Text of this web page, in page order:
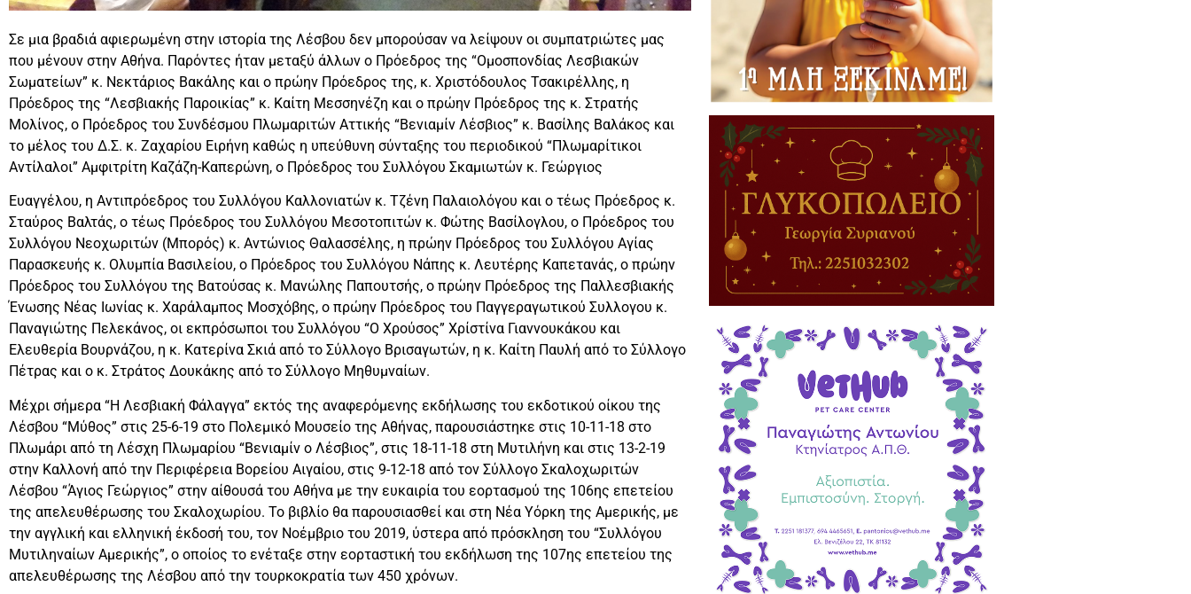
Σε μια βραδιά αφιερωμένη στην ιστορία της Λέσβου δεν μπορούσαν να λείψουν οι συμπατριώτες μας
που μένουν στην Αθήνα. Παρόντες ήταν μεταξύ άλλων ο Πρόεδρος της “Ομοσπονδίας Λεσβιακών
Σωματείων” κ. Νεκτάριος Βακάλης και ο πρώην Πρόεδρος της, κ. Χριστόδουλος Τσακιρέλλης, η
Πρόεδρος της “Λεσβιακής Παροικίας” κ. Καίτη Μεσσηνέζη και ο πρώην Πρόεδρος της κ. Στρατής
Μολίνος, ο Πρόεδρος του Συνδέσμου Πλωμαριτών Αττικής “Βενιαμίν Λέσβιος” κ. Βασίλης Βαλάκος και
το μέλος του Δ.Σ. κ. Ζαχαρίου Ειρήνη καθώς η υπεύθυνη σύνταξης του περιοδικού “Πλωμαρίτικοι
Αντίλαλοι” Αμφιτρίτη Καζάζη-Καπερώνη, ο Πρόεδρος του Συλλόγου Σκαμιωτών κ. Γεώργιος
Ευαγγέλου, η Αντιπρόεδρος του Συλλόγου Καλλονιατών κ. Τζένη Παλαιολόγου και ο τέως Πρόεδρος κ.
Σταύρος Βαλτάς, ο τέως Πρόεδρος του Συλλόγου Μεσοτοπιτών κ. Φώτης Βασίλογλου, ο Πρόεδρος του
Συλλόγου Νεοχωριτών (Μπορός) κ. Αντώνιος Θαλασσέλης, η πρώην Πρόεδρος του Συλλόγου Αγίας
Παρασκευής κ. Ολυμπία Βασιλείου, ο Πρόεδρος του Συλλόγου Νάπης κ. Λευτέρης Καπετανάς, ο πρώην
Πρόεδρος του Συλλόγου της Βατούσας κ. Μανώλης Παπουτσής, ο πρώην Πρόεδρος της Παλλεσβιακής
Ένωσης Νέας Ιωνίας κ. Χαράλαμπος Μοσχόβης, ο πρώην Πρόεδρος του Παγγεραγωτικού Συλλογου κ.
Παναγιώτης Πελεκάνος, οι εκπρόσωποι του Συλλόγου “Ο Χρούσος” Χρίστίνα Γιαννουκάκου και
Ελευθερία Βουρνάζου, η κ. Κατερίνα Σκιά από το Σύλλογο Βρισαγωτών, η κ. Καίτη Παυλή από το Σύλλογο
Πέτρας και ο κ. Στράτος Δουκάκης από το Σύλλογο Μηθυμναίων.
Μέχρι σήμερα “Η Λεσβιακή Φάλαγγα” εκτός της αναφερόμενης εκδήλωσης του εκδοτικού οίκου της
Λέσβου “Μύθος” στις 25-6-19 στο Πολεμικό Μουσείο της Αθήνας, παρουσιάστηκε στις 10-11-18 στο
Πλωμάρι από τη Λέσχη Πλωμαρίου “Βενιαμίν ο Λέσβιος”, στις 18-11-18 στη Μυτιλήνη και στις 13-2-19
στην Καλλονή από την Περιφέρεια Βορείου Αιγαίου, στις 9-12-18 από τον Σύλλογο Σκαλοχωριτών
Λέσβου “Άγιος Γεώργιος” στην αίθουσά του Αθήνα με την ευκαιρία του εορτασμού της 106ης επετείου
της απελευθέρωσης του Σκαλοχωρίου. Το βιβλίο θα παρουσιασθεί και στη Νέα Υόρκη της Αμερικής, με
την αγγλική και ελληνική έκδοσή του, τον Νοέμβριο του 2019, ύστερα από πρόσκληση του “Συλλόγου
Μυτιληναίων Αμερικής”, ο οποίος το ενέταξε στην εορταστική του εκδήλωση της 107ης επετείου της
απελευθέρωσης της Λέσβου από την τουρκοκρατία των 450 χρόνων.